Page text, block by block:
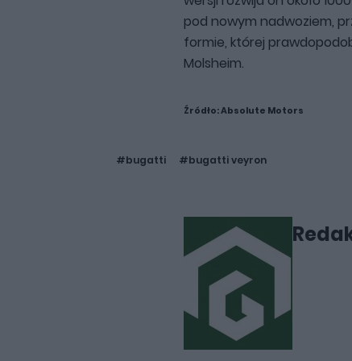
pod nowym nadwoziem,
formie, której
Molsheim.
Źródło:Absolute Motors
#bugatti #bugatti veyron